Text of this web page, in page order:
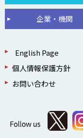
企業・機関
English Page
個人情報保護方針
お問い合わせ